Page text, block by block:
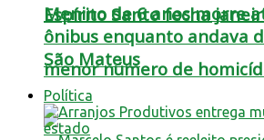
Espírito Santo fecha
menor número de
Menino de 6 anos morre
ônibus enquanto andava
São Mateus
Política